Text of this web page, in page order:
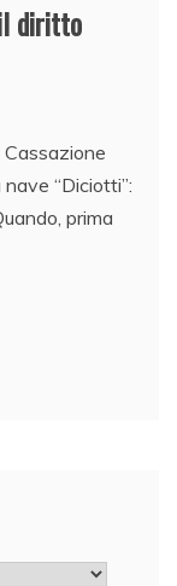
diritto
“Diciotti”:
prima